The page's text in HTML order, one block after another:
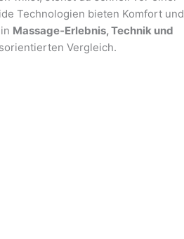
Technologien bieten Komfort und
Massage‑Erlebnis, Technik und
Vergleich.